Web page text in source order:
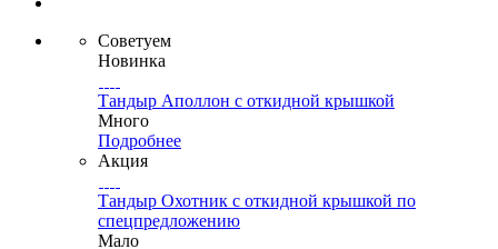
Советуем
Новинка
Тандыр Аполлон c откидной крышкой
Много
Подробнее
Акция
Тандыр Охотник с откидной крышкой по
спецпредложению
Мало